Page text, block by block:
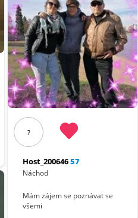
?
Host_20064657
Náchod
Mám zájem se poznávat se
všemi